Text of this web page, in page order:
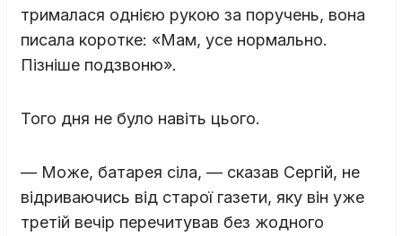
трималася однією рукою за поручень, вона
писала коротке: «Мам, усе нормально.
Пізніше подзвоню».
Того дня не було навіть цього.
— Може, батарея сіла, — сказав Сергій, не
відриваючись від старої газети, яку він уже
третій вечір перечитував без жодного